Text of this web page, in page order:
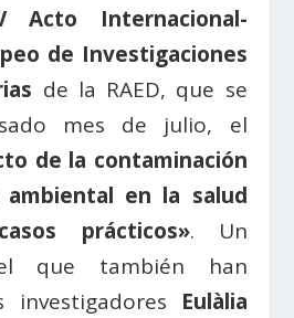
Acto Internacional-
de Investigaciones
de la RAED, que se
mes de julio, el
de la contaminación
ambiental en la salud
prácticos». Un
que también han
investigadores Eulàlia